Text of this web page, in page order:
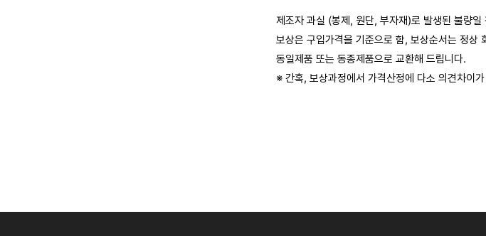
제조자 과실 (봉제, 원단, 부자재)로 발생된 불량
보상은 구입가격을 기준으로 함, 보상순서는 정상
동일제품 또는 동종제품으로 교환해 드립니다.
※ 간혹, 보상과정에서 가격산정에 다소 의견차이